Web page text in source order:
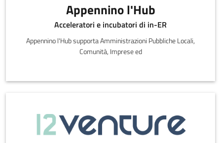
Appennino l'Hub
Acceleratori e incubatori di in-ER
Appennino l'Hub supporta Amministrazioni Pubbliche Locali,
Comunità, Imprese ed